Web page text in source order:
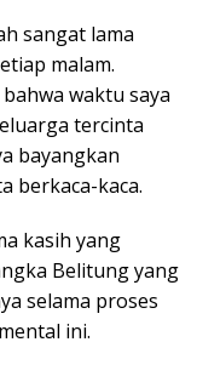
sangat lama
malam.
waktu saya
tercinta
bayangkan
berkaca-kaca.
kasih yang
Belitung yang
selama proses
ini.